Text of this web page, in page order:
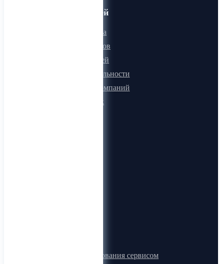
Для пользователей
Онлайн визитка
Для поставщиков
Для покупателей
Программа лояльности
Микроблоги компаний
Быстрый поиск
Правила пользования сервисом